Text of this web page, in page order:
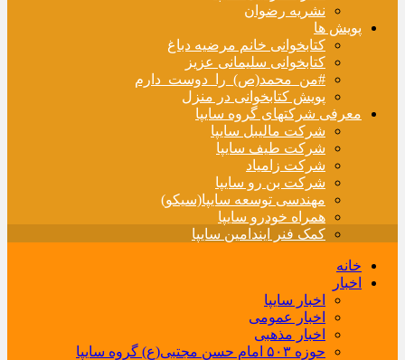
نشریه رضوان
پویش ها
کتابخوانی خانم مرضیه دباغ
کتابخوانی سلیمانی عزیز
#من_محمد(ص)_را_دوست_دارم
پویش کتابخوانی در منزل
معرفی شرکتهای گروه سایپا
شرکت مالیبل سایپا
شرکت طیف سایپا
شرکت زامیاد
شرکت بن رو سایپا
مهندسی توسعه سایپا(سیکو)
همراه خودرو سایپا
کمک فنر ایندامین سایپا
خانه
اخبار
اخبار سایپا
اخبار عمومی
اخبار مذهبی
حوزه ۵۰۳ امام حسن مجتبی(ع) گروه سایپا